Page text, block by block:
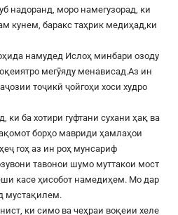
надоранд, моро намегузорад, ки
кунем, баракс таҳрик медиҳад,ки
намудед Ислоҳ минбари озоду
мегӯяду менависад.Аз ин
тоҷикӣ ҷойгоҳи хоси худро
ки ба хотири гуфтани сухани ҳақ ва
борҳо мавриди ҳамлаҳои
гоҳ аз ин роҳ мунсариф
тавонои шумо муттакои мост
касе ҳисобот намедиҳем. Мо дар
мустақилем.
ки симо ва чеҳраи воқеии хеле